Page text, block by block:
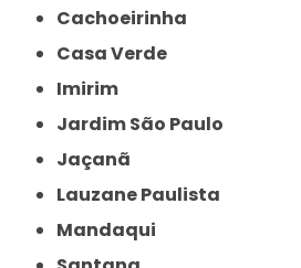
Cachoeirinha
Casa Verde
Imirim
Jardim São Paulo
Jaçanã
Lauzane Paulista
Mandaqui